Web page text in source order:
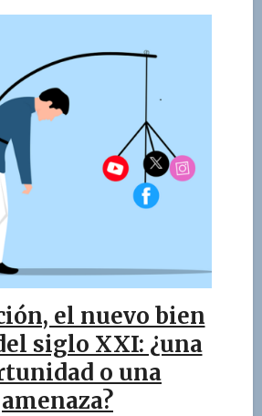
el nuevo bien
siglo XXI: ¿una
o una
amenaza?